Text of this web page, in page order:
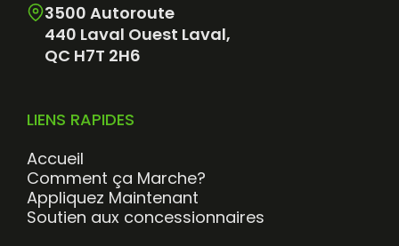
3500 Autoroute
440 Laval Ouest Laval,
QC H7T 2H6
LIENS RAPIDES
Accueil
Comment ça Marche?
Appliquez Maintenant
Soutien aux concessionnaires